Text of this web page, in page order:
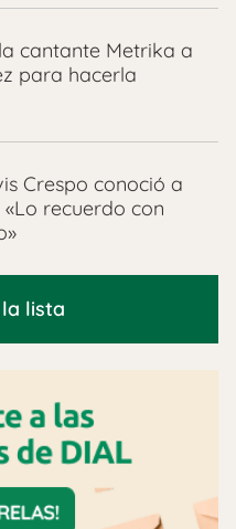
cantante Metrika a
para hacerla
Crespo conoció a
recuerdo con
lista